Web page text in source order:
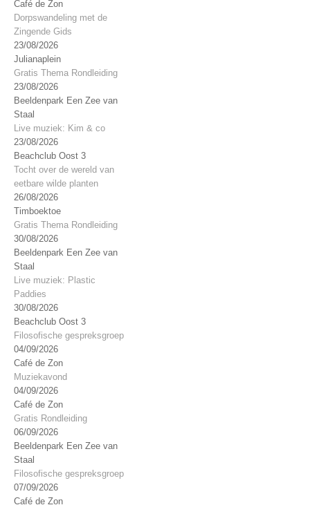
Café de Zon
Dorpswandeling met de
Zingende Gids
23/08/2026
Julianaplein
Gratis Thema Rondleiding
23/08/2026
Beeldenpark Een Zee van
Staal
Live muziek: Kim & co
23/08/2026
Beachclub Oost 3
Tocht over de wereld van
eetbare wilde planten
26/08/2026
Timboektoe
Gratis Thema Rondleiding
30/08/2026
Beeldenpark Een Zee van
Staal
Live muziek: Plastic
Paddies
30/08/2026
Beachclub Oost 3
Filosofische gespreksgroep
04/09/2026
Café de Zon
Muziekavond
04/09/2026
Café de Zon
Gratis Rondleiding
06/09/2026
Beeldenpark Een Zee van
Staal
Filosofische gespreksgroep
07/09/2026
Café de Zon